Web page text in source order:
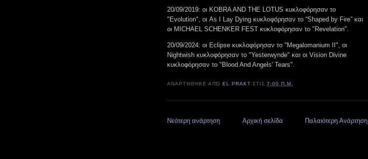
20/09/2019: οι KOBRA AND THE LOTUS κυκλοφόρησαν το
"Evolution", οι As I Lay Dying κυκλοφόρησαν το “Shaped by Fire” και
οι MICHAEL SCHENKER FEST κυκλοφόρησαν το "Revelation".
20/09/2024: οι Eclipse κυκλοφόρησαν το "Megalomanium II", οι
Nightwish κυκλοφόρησαν το "Yesterwynde" και οι Vision Divine
κυκλοφόρησαν το "Blood And Angels' Tears".
ΑΝΑΡΤΉΘΗΚΕ ΑΠΌEL PRAKT ΣΤΙΣ7:00 Π.Μ.
Νεότερη ανάρτηση Παλαιότερη Ανάρτηση
Αρχική σελίδα